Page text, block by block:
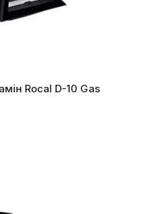
Rocal D-10 Gas